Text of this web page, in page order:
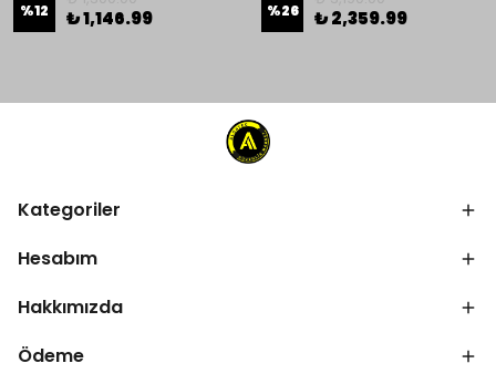
%12 ₺ 1,146.99 %26 ₺ 2,359.99
Kategoriler
Hesabım
Hakkımızda
Ödeme